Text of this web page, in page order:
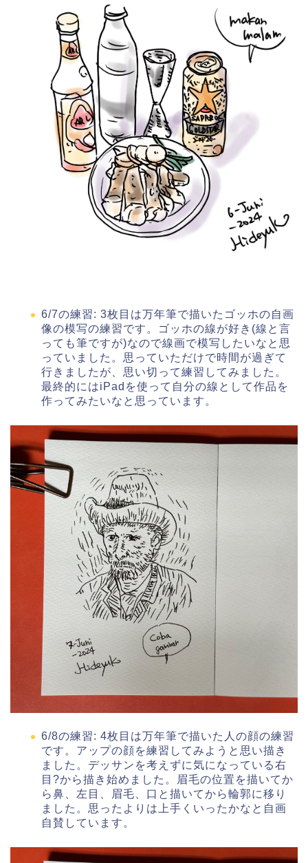
6/7の練習: 3枚目は万年筆で描いたゴッホの自画
像の模写の練習です。ゴッホの線が好き(線と言
っても筆ですが)なので線画で模写したいなと思
っていました。思っていただけで時間が過ぎて
行きましたが、思い切って練習してみました。
最終的にはiPadを使って自分の線として作品を
作ってみたいなと思っています。
6/8の練習: 4枚目は万年筆で描いた人の顔の練習
です。アップの顔を練習してみようと思い描き
ました。デッサンを考えずに気になっている右
目?から描き始めました。眉毛の位置を描いてか
ら鼻、左目、眉毛、口と描いてから輪郭に移り
ました。思ったよりは上手くいったかなと自画
自賛しています。